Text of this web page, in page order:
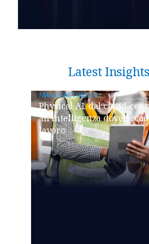
Latest Insights
MANUFACTURING
Physical AI: dal cloud-
all’intelligenza dove
lavoro